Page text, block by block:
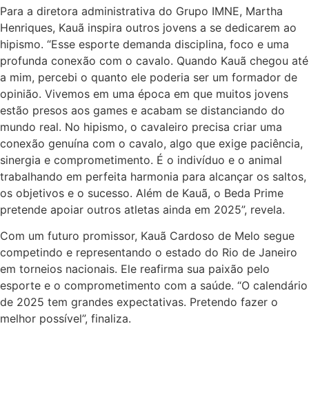
Para a diretora administrativa do Grupo IMNE, Martha
Henriques, Kauã inspira outros jovens a se dedicarem ao
hipismo. “Esse esporte demanda disciplina, foco e uma
profunda conexão com o cavalo. Quando Kauã chegou até
a mim, percebi o quanto ele poderia ser um formador de
opinião. Vivemos em uma época em que muitos jovens
estão presos aos games e acabam se distanciando do
mundo real. No hipismo, o cavaleiro precisa criar uma
conexão genuína com o cavalo, algo que exige paciência,
sinergia e comprometimento. É o indivíduo e o animal
trabalhando em perfeita harmonia para alcançar os saltos,
os objetivos e o sucesso. Além de Kauã, o Beda Prime
pretende apoiar outros atletas ainda em 2025”, revela.
Com um futuro promissor, Kauã Cardoso de Melo segue
competindo e representando o estado do Rio de Janeiro
em torneios nacionais. Ele reafirma sua paixão pelo
esporte e o comprometimento com a saúde. “O calendário
de 2025 tem grandes expectativas. Pretendo fazer o
melhor possível”, finaliza.